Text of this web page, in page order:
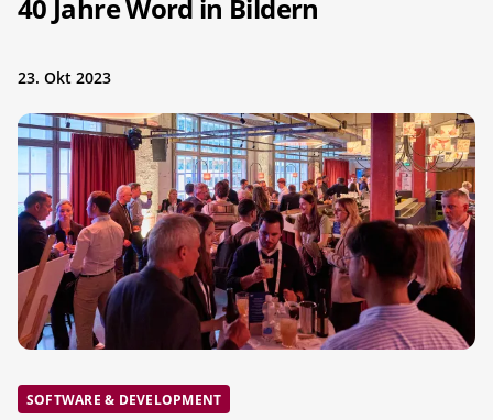
40 Jahre Word in Bildern
23. Okt 2023
SOFTWARE & DEVELOPMENT